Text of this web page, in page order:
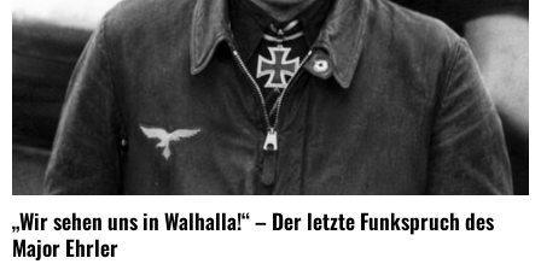
„Wir sehen uns in Walhalla!“ – Der letzte Funkspruch des
Major Ehrler